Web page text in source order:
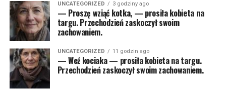
UNCATEGORIZED 3 godziny ago
— Proszę wziąć kotka, — prosiła kobieta na
targu. Przechodzień zaskoczył swoim
zachowaniem.
UNCATEGORIZED 11 godzin ago
— Weź kociaka — prosiła kobieta na targu.
Przechodzień zaskoczył swoim zachowaniem.